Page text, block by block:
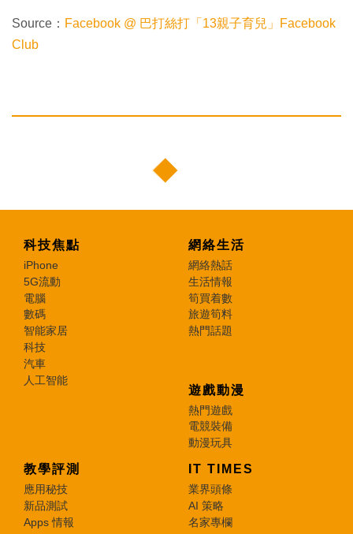
Source： Facebook @ 巴打絲打「13親子育兒」Facebook
Club
科技焦點
iPhone
5G流動
電腦
數碼
智能家居
科技
汽車
人工智能
網絡生活
網絡熱話
生活情報
筍買着數
旅遊筍料
熱門話題
遊戲動漫
熱門遊戲
電競裝備
動漫玩具
教學評測
應用秘技
新品測試
Apps 情報
IT TIMES
業界頭條
AI 策略
名家專欄